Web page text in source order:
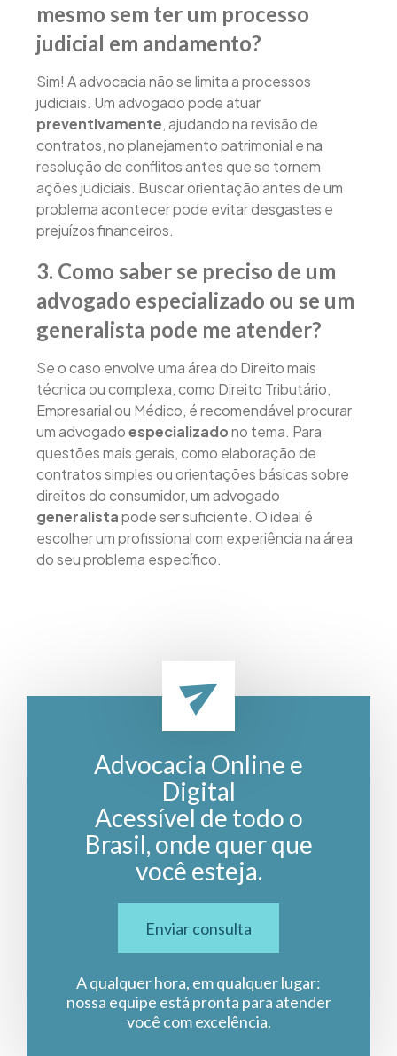
mesmo sem ter um processo
judicial em andamento?
Sim! A advocacia não se limita a processos
judiciais. Um advogado pode atuar
preventivamente, ajudando na revisão de
contratos, no planejamento patrimonial e na
resolução de conflitos antes que se tornem
ações judiciais. Buscar orientação antes de um
problema acontecer pode evitar desgastes e
prejuízos financeiros.
3. Como saber se preciso de um
advogado especializado ou se um
generalista pode me atender?
Se o caso envolve uma área do Direito mais
técnica ou complexa, como Direito Tributário,
Empresarial ou Médico, é recomendável procurar
um advogadoespecializadono tema. Para
questões mais gerais, como elaboração de
contratos simples ou orientações básicas sobre
direitos do consumidor, um advogado
generalistapode ser suficiente. O ideal é
escolher um profissional com experiência na área
do seu problema específico.
Advocacia Online e
Digital
Acessível de todo o
Brasil, onde quer que
você esteja.
Enviar consulta
A qualquer hora, em qualquer lugar:
nossa equipe está pronta para atender
você com excelência.